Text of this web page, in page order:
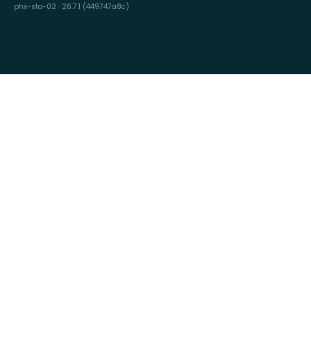
phx-sto-02 · 26.7.1 (449747a8c)